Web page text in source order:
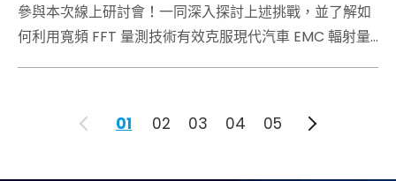
參與本次線上研討會！一同深入探討上述挑戰，並了解如
何利用寬頻 FFT 量測技術有效克服現代汽車 EMC 輻射量
01 02 03 04 05